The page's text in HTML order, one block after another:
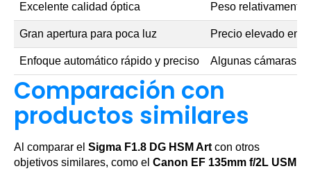
Excelente calidad óptica Peso relativamente
Gran apertura para poca luz Precio elevado en
Enfoque automático rápido y preciso Algunas cámaras
Comparación con
productos similares
Al comparar el Sigma F1.8 DG HSM Artcon otros
objetivos similares, como el Canon EF 135mm f/2L USM